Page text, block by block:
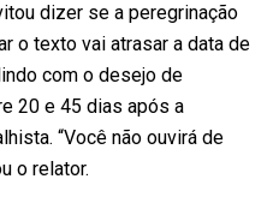
dizer se a peregrinação
o texto vai atrasar a data de
com o desejo de
20 e 45 dias após a
“Você não ouvirá de
o relator.